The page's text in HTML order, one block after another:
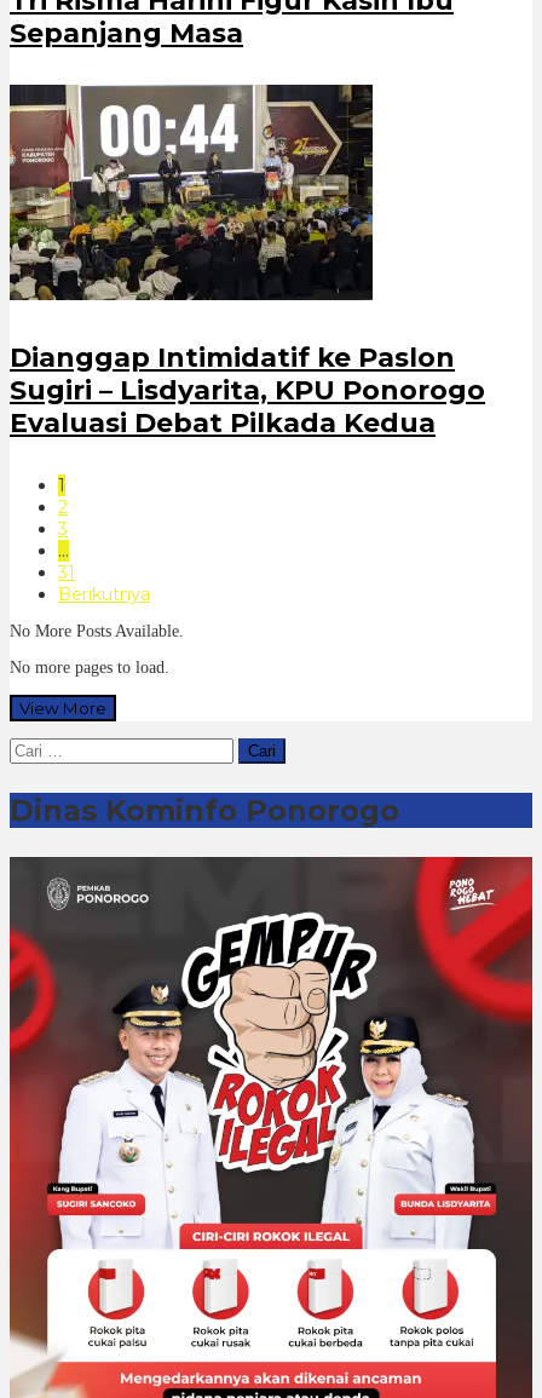
Sepanjang Masa
Dianggap Intimidatif ke Paslon
Sugiri – Lisdyarita, KPU Ponorogo
Evaluasi Debat Pilkada Kedua
1
2
3
…
31
Berikutnya
No More Posts Available.
No more pages to load.
View More
Cari
untuk:
Dinas Kominfo Ponorogo